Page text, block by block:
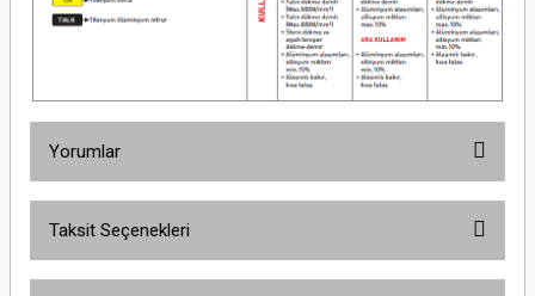
Yorumlar
Taksit Seçenekleri